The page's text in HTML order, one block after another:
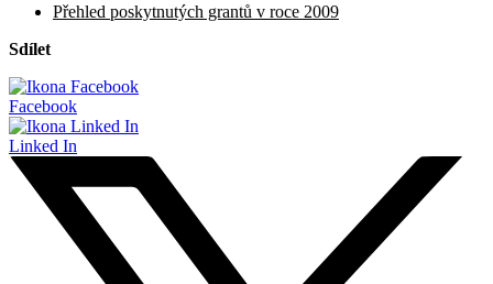
Přehled poskytnutých grantů v roce 2009
Sdílet
Facebook
Linked In